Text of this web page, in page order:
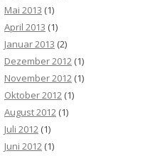
Mai 2013 (1)
April 2013 (1)
Januar 2013 (2)
Dezember 2012 (1)
November 2012 (1)
Oktober 2012 (1)
August 2012 (1)
Juli 2012 (1)
Juni 2012 (1)